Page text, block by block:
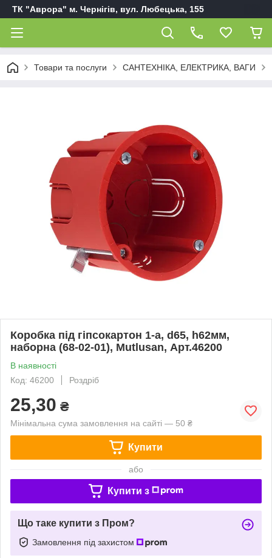
ТК "Аврора" м. Чернігів, вул. Любецька, 155
Товари та послуги САНТЕХНІКА, ЕЛЕКТРИКА, ВАГИ
Коробка під гіпсокартон 1-а, d65, h62мм,
наборна (68-02-01), Mutlusan, Арт.46200
В наявності
Код: 46200
Роздріб
25,30 ₴
Мінімальна сума замовлення на сайті — 50 ₴
Купити
або
Купити з
Що таке купити з Пром?
Замовлення під захистом